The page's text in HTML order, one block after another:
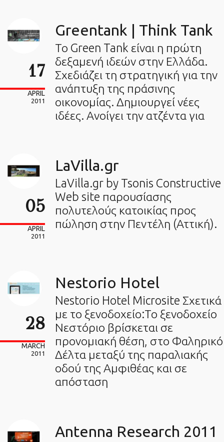
17
APRIL
2011
Greentank | Think Tank
Το Green Tank είναι η πρώτη
δεξαμενή ιδεών στην Ελλάδα.
Σχεδιάζει τη στρατηγική για την
ανάπτυξη της πράσινης
οικονομίας. Δημιουργεί νέες
ιδέες. Ανοίγει την ατζέντα για
05
APRIL
2011
LaVilla.gr
LaVilla.gr by Tsonis Constructive
Web site παρουσίασης
πολυτελούς κατοικίας προς
πώληση στην Πεντέλη (Αττική).
28
MARCH
2011
Nestorio Hotel
Nestorio Hotel Microsite Σχετικά
με το ξενοδοχείο:Το ξενοδοχείο
Νεστόριο βρίσκεται σε
προνομιακή θέση, στο Φαληρικό
Δέλτα μεταξύ της παραλιακής
οδού της Αμφιθέας και σε
απόσταση
Antenna Research 2011